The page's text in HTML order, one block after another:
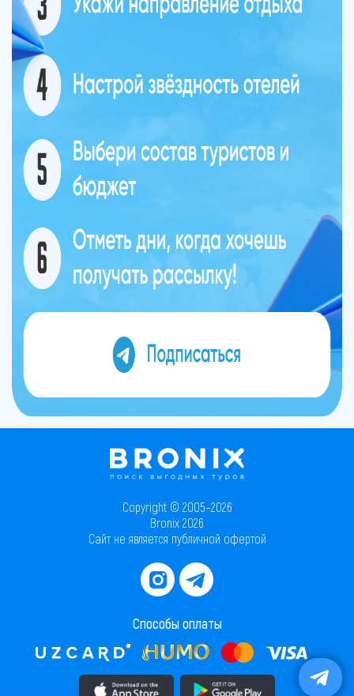
Copyright © 2005–2026
Bronix 2026
Сайт не является публичной офертой
Способы оплаты
Скачать приложение в AppStore Скачать приложение в PlayMarket